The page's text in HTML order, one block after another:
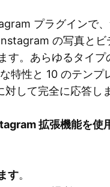
プラグインで
の写真と
す。あらゆるタイ
特性と 10 のテンプ
して完全に応答し
拡張機能を使
す。